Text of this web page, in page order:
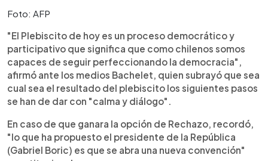
Foto: AFP
"El Plebiscito de hoy es un proceso democrático y
participativo que significa que como chilenos somos
capaces de seguir perfeccionando la democracia",
afirmó ante los medios Bachelet, quien subrayó que sea
cual sea el resultado del plebiscito los siguientes pasos
se han de dar con "calma y diálogo".
En caso de que ganara la opción de Rechazo, recordó,
"lo que ha propuesto el presidente de la República
(Gabriel Boric) es que se abra una nueva convención"